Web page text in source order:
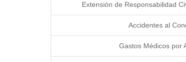
Extensión de Responsabilidad
Accidentes al
Gastos Médicos por